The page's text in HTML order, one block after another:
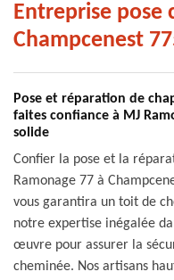
Entreprise pose
Champcenest
Pose et réparation de
faites confiance à MJ
solide
Confier la pose et la
Ramonage 77 à
vous garantira un toit de
notre expertise inégalée
œuvre pour assurer la
cheminée. Nos artisans